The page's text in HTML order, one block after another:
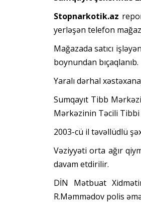
Stopnarkotik.az
yerləşən telefon
Mağazada satıcı
boynundan bıçaqlanıb.
Yaralı dərhal
Sumqayıt Tibb
Mərkəzinin Təcili Tibbi
2003-cü il təvəllüdlü
Vəziyyəti orta ağır
davam etdirilir.
DİN Mətbuat
R.Məmmədov polis